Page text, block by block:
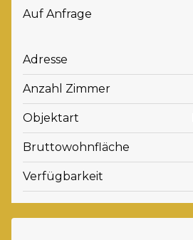
Auf Anfrage
Adresse
Anzahl Zimmer
Objektart
Bruttowohnfläche
Verfügbarkeit